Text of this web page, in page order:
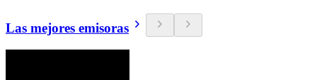
Las mejores emisoras